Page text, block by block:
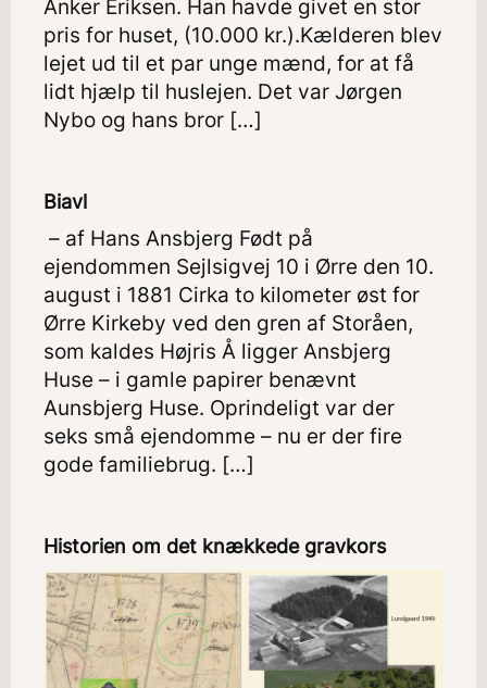
Anker Eriksen. Han havde givet en stor
pris for huset, (10.000 kr.).Kælderen blev
lejet ud til et par unge mænd, for at få
lidt hjælp til huslejen. Det var Jørgen
Nybo og hans bror […]
Biavl
– af Hans Ansbjerg Født på
ejendommen Sejlsigvej 10 i Ørre den 10.
august i 1881 Cirka to kilometer øst for
Ørre Kirkeby ved den gren af Storåen,
som kaldes Højris Å ligger Ansbjerg
Huse – i gamle papirer benævnt
Aunsbjerg Huse. Oprindeligt var der
seks små ejendomme – nu er der fire
gode familiebrug. […]
Historien om det knækkede gravkors